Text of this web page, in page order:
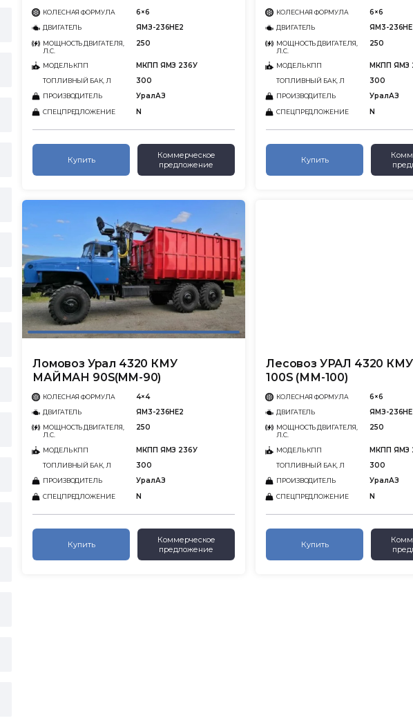
КОЛЕСНАЯ ФОРМУЛА 6×6
ДВИГАТЕЛЬ ЯМЗ-236НЕ2
МОЩНОСТЬ ДВИГАТЕЛЯ,
Л.С.
250
МОДЕЛЬ КПП МКПП ЯМЗ 236У
ТОПЛИВНЫЙ БАК, Л 300
ПРОИЗВОДИТЕЛЬ УралАЗ
СПЕЦПРЕДЛОЖЕНИЕ N
Купить
Коммерческое
предложение
КОЛЕСНАЯ ФОРМУЛА 6×6
ДВИГАТЕЛЬ ЯМ3-
МОЩНОСТЬ ДВИГАТЕЛЯ,
Л.С.
250
МОДЕЛЬ КПП МКПП ЯМЗ
ТОПЛИВНЫЙ БАК, Л 300
ПРОИЗВОДИТЕЛЬ УралАЗ
СПЕЦПРЕДЛОЖЕНИЕ N
Купить
Ломовоз Урал 4320 КМУ
МАЙМАН 90S(MM-90)
КОЛЕСНАЯ ФОРМУЛА 4×4
ДВИГАТЕЛЬ ЯМ3-236НЕ2
МОЩНОСТЬ ДВИГАТЕЛЯ,
Л.С.
250
МОДЕЛЬ КПП МКПП ЯМЗ 236У
ТОПЛИВНЫЙ БАК, Л 300
ПРОИЗВОДИТЕЛЬ УралАЗ
СПЕЦПРЕДЛОЖЕНИЕ N
Купить
Коммерческое
предложение
Лесовоз УРАЛ 4320
100S (ММ-100)
КОЛЕСНАЯ ФОРМУЛА 6×6
ДВИГАТЕЛЬ ЯМЗ-
МОЩНОСТЬ ДВИГАТЕЛЯ,
Л.С.
250
МОДЕЛЬ КПП МКПП ЯМЗ
ТОПЛИВНЫЙ БАК, Л 300
ПРОИЗВОДИТЕЛЬ УралАЗ
СПЕЦПРЕДЛОЖЕНИЕ N
Купить